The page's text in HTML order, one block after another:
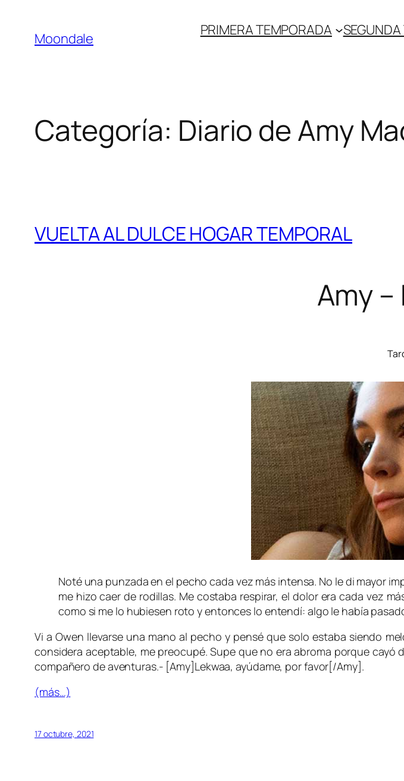
contenido
Moondale PRIMERA TEMPORADA
Categoría: Diario de Amy
VUELTA AL DULCE HOGAR TEMPORAL
Amy
Noté una punzada en el pecho cada vez más intensa. No le di mayor
me hizo caer de rodillas. Me costaba respirar, el dolor era cada vez
como si me lo hubiesen roto y entonces lo entendí: algo le había
Vi a Owen llevarse una mano al pecho y pensé que solo estaba siendo
considera aceptable, me preocupé. Supe que no era abroma porque
compañero de aventuras.- [Amy]Lekwaa, ayúdame, por favor[/Amy].
(más…)
17 octubre, 2021